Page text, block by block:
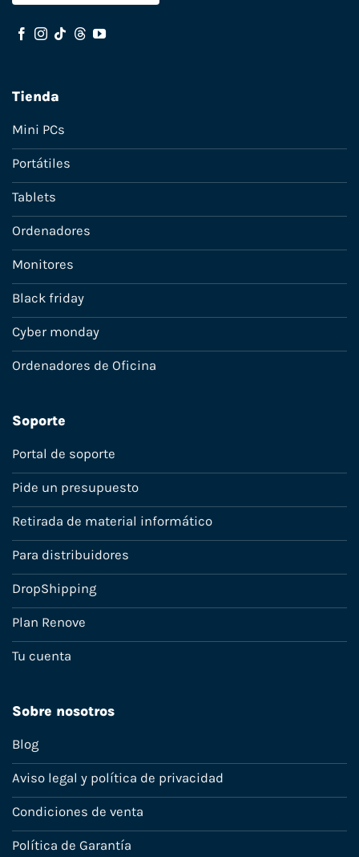
Tienda
Mini PCs
Portátiles
Tablets
Ordenadores
Monitores
Black friday
Cyber monday
Ordenadores de Oficina
Soporte
Portal de soporte
Pide un presupuesto
Retirada de material informático
Para distribuidores
DropShipping
Plan Renove
Tu cuenta
Sobre nosotros
Blog
Aviso legal y política de privacidad
Condiciones de venta
Política de Garantía